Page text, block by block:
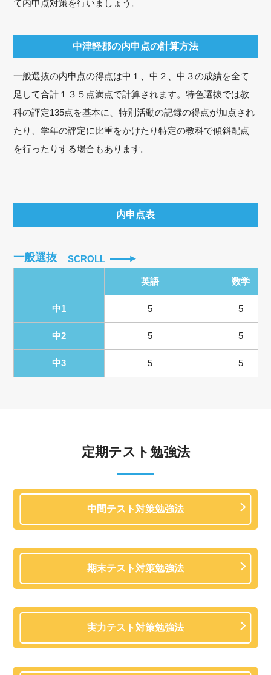
て内申点対策を行いましょう。
中津軽郡の内申点の計算方法
一般選抜の内申点の得点は中１、中２、中３の成績を全て
足して合計１３５点満点で計算されます。特色選抜では教
科の評定135点を基本に、特別活動の記録の得点が加点され
たり、学年の評定に比重をかけたり特定の教科で傾斜配点
を行ったりする場合もあります。
内申点表
一般選抜 SCROLL
英語 数学
中1 5 5
中2 5 5
中3 5 5
定期テスト勉強法
中間テスト対策勉強法
期末テスト対策勉強法
実力テスト対策勉強法